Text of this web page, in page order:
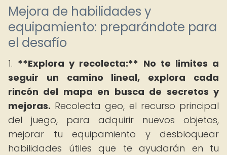
Mejora de habilidades y
equipamiento: preparándote para
el desafío
1. **Explora y recolecta:** No te limites a
seguir un camino lineal, explora cada
rincón del mapa en busca de secretos y
mejoras. Recolecta geo, el recurso principal
del juego, para adquirir nuevos objetos,
mejorar tu equipamiento y desbloquear
habilidades útiles que te ayudarán en tu